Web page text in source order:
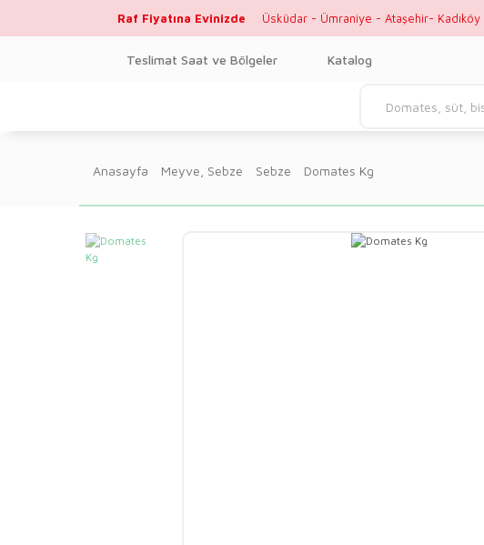
Raf Fiyatına Evinizde Üsküdar - Ümraniye - Ataşehir-
Teslimat Saat ve Bölgeler Katalog
Anasayfa Meyve, Sebze Sebze Domates Kg